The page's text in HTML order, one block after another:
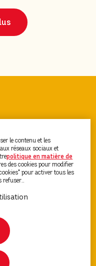
le contenu et les
réseaux sociaux et
politique en matière de
des cookies pour modifier
pour activer tous les
refuser..